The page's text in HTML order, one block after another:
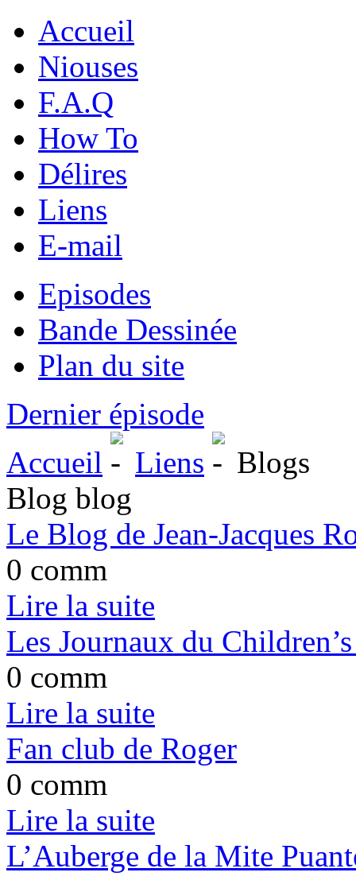
Accueil
Niouses
F.A.Q
How To
Délires
Liens
E-mail
Episodes
Bande Dessinée
Plan du site
Dernier épisode
Accueil
Liens
Blogs
Blog blog
Le Blog de Jean-Jacques
0 comm
Lire la suite
Les Journaux du
0 comm
Lire la suite
Fan club de Roger
0 comm
Lire la suite
L’Auberge de la Mite